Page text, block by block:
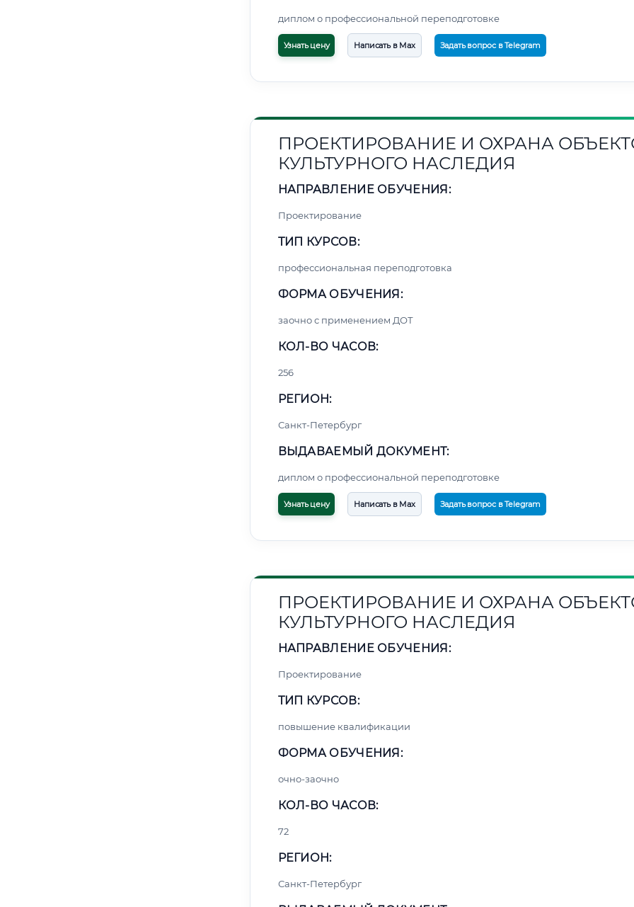
диплом о профессиональной переподготовке
Узнать цену Написать в Max Задать вопрос в Telegram
ПРОЕКТИРОВАНИЕ И ОХРАНА
КУЛЬТУРНОГО НАСЛЕДИЯ
НАПРАВЛЕНИЕ ОБУЧЕНИЯ:
Проектирование
ТИП КУРСОВ:
профессиональная переподготовка
ФОРМА ОБУЧЕНИЯ:
заочно с применением ДОТ
КОЛ-ВО ЧАСОВ:
256
РЕГИОН:
Санкт-Петербург
ВЫДАВАЕМЫЙ ДОКУМЕНТ:
диплом о профессиональной переподготовке
Узнать цену Написать в Max Задать вопрос в Telegram
ПРОЕКТИРОВАНИЕ И ОХРАНА
КУЛЬТУРНОГО НАСЛЕДИЯ
НАПРАВЛЕНИЕ ОБУЧЕНИЯ:
Проектирование
ТИП КУРСОВ:
повышение квалификации
ФОРМА ОБУЧЕНИЯ:
очно-заочно
КОЛ-ВО ЧАСОВ:
72
РЕГИОН:
Санкт-Петербург